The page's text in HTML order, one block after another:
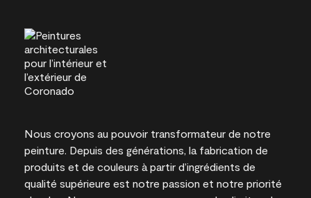
Nous croyons au pouvoir transformateur de notre
peinture. Depuis des générations, la fabrication de
produits et de couleurs à partir d’ingrédients de
qualité supérieure est notre passion et notre priorité